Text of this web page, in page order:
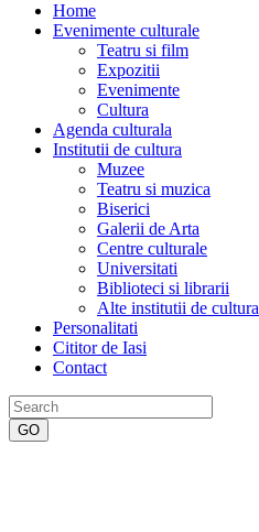
Home
Evenimente culturale
Teatru si film
Expozitii
Evenimente
Cultura
Agenda culturala
Institutii de cultura
Muzee
Teatru si muzica
Biserici
Galerii de Arta
Centre culturale
Universitati
Biblioteci si librarii
Alte institutii de cultura
Personalitati
Cititor de Iasi
Contact